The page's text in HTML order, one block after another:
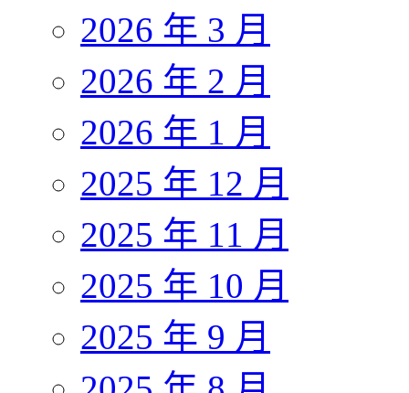
2026 年 3 月
2026 年 2 月
2026 年 1 月
2025 年 12 月
2025 年 11 月
2025 年 10 月
2025 年 9 月